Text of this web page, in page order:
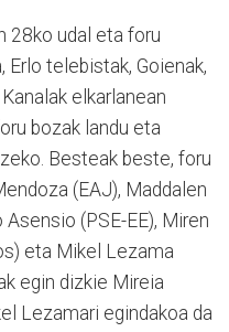
28ko udal eta foru
Erlo telebistak, Goienak,
elkarlanean
bozak landu eta
Besteak beste, foru
(EAJ), Maddalen
(PSE-EE), Miren
eta Mikel Lezama
egin dizkie Mireia
Lezamari egindakoa da